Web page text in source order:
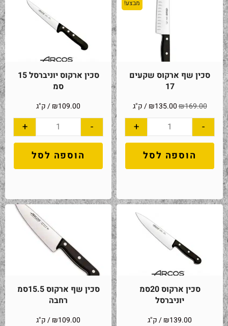
מבצע!
סכין שף ארקוס שקעים
17
₪169.00
₪135.00 / ק"ג
-
+
הוספה לסל
סכין ארקוס יוניברסל 15
סמ
₪109.00 / ק"ג
-
+
הוספה לסל
סכין ארקוס 20סמ
יוניברסל
₪139.00 / ק"ג
סכין שף ארקוס 15.5סמ
רחבה
₪109.00 / ק"ג